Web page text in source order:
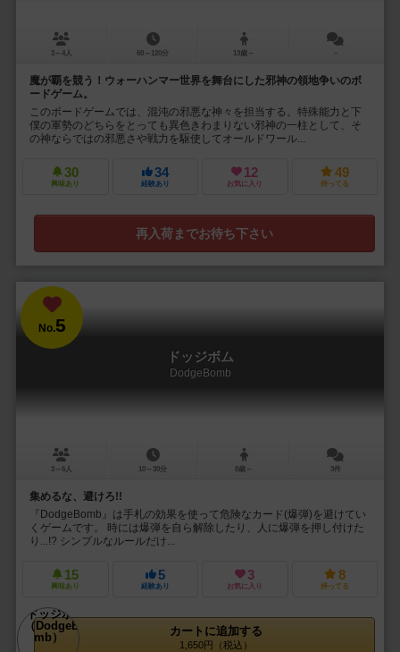
3～4人 60～120分 13歳～ －
魔が覇を競う！ウォーハンマー世界を舞台にした邪神の領地争いのボ
ードゲーム。
このボードゲームでは、混沌の邪悪な神々を担当する。特殊能力と下
僕の軍勢のどちらをとっても異色きわまりない邪神の一柱として、そ
の神ならではの邪悪さや戦力を駆使してオールドワール...
30
興味あり
34
経験あり
12
お気に入り
49
持ってる
再入荷までお待ち下さい
No.5
ドッジボム
DodgeBomb
3～6人 10～30分 8歳～ 3件
集めるな、避けろ!!
『DodgeBomb』は手札の効果を使って危険なカード(爆弾)を避けてい
くゲームです。 時には爆弾を自ら解除したり、人に爆弾を押し付けた
り...!? シンプルなルールだけ...
15
興味あり
5
経験あり
3
お気に入り
8
持ってる
カートに追加する
1,650円（税込）